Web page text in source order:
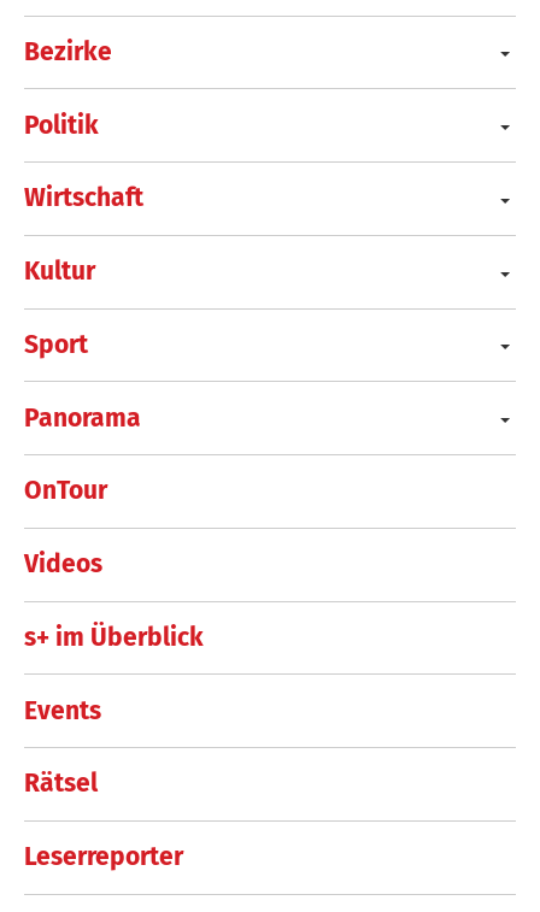
Bezirke
Politik
Wirtschaft
Kultur
Sport
Panorama
OnTour
Videos
s+ im Überblick
Events
Rätsel
Leserreporter